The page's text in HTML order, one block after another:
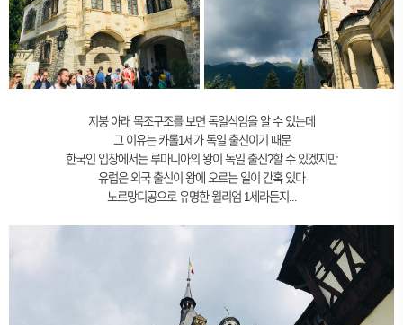
지붕 아래 목조구조를 보면 독일식임을 알 수 있는데
그 이유는 카롤1세가 독일 출신이기 때문
한국인 입장에서는 루마니아의 왕이 독일 출신?할 수 있겠지만
유럽은 외국 출신이 왕에 오르는 일이 간혹 있다
노르망디공으로 유명한 윌리엄 1세라든지...